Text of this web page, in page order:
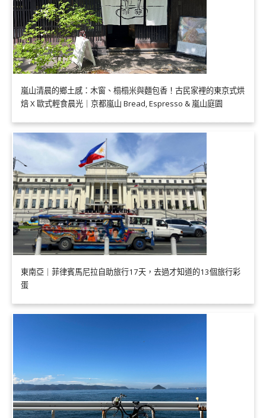
嵐山清晨的鄉土感：木窗、榻榻米與麵包香！古民家裡的東京式烘
焙 X 歐式輕食晨光｜京都嵐山 Bread, Espresso & 嵐山庭園
東南亞｜菲律賓馬尼拉自助旅行17天，去過才知道的13個旅行彩
蛋